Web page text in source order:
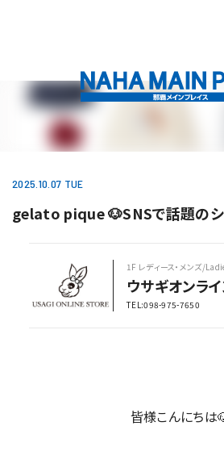
2025.10.07 TUE
gelato pique 🐶SNSで話題のシ
1F レディース・メンズ/
ウサギオンラ
TEL:098-975-7650
皆様こんにちは